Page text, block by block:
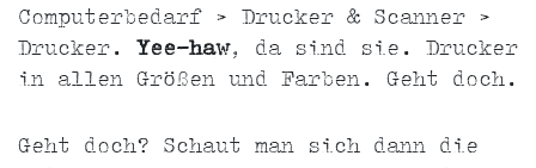
Computerbedarf > Drucker & Scanner >
Drucker.
Yee-haw, da sind sie. Drucker
in allen Größen und Farben. Geht doch.
Geht doch? Schaut man sich dann die